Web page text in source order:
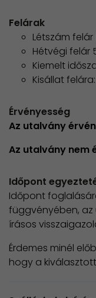
Felárak
Létszám
Hétvégi felár
Kiemelt
Kisállat
Érvényesség
Az utalvány
Az utalvány nem
Időpont
Időpont
függvényében, az
írásos
Érdemes minél
hogy a